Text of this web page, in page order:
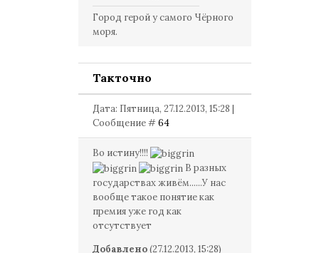
Город герой у самого Чёрного
моря.
Такточно
Дата: Пятница, 27.12.2013, 15:28 |
Сообщение #64
Во истину!!!!
В разных
государствах живём......У нас
вообще такое понятие как
премия уже год как
отсутствует
Добавлено(27.12.2013, 15:28)